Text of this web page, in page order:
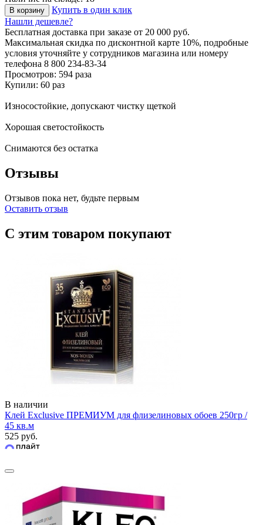
В корзину
Купить в один клик
Нашли дешевле?
Бесплатная доставка при заказе от 20 000 руб.
Максимальная скидка по дисконтной карте 10%, подробные
условия уточняйте у сотрудников магазина или номеру
телефона 8 800 234-83-34
Просмотров: 594 раза
Купили: 60 раз
Износостойкие, допускают чистку щеткой
Хорошая светостойкость
Снимаются без остатка
Отзывы
Отзывов пока нет, будьте первым
Оставить отзыв
С этим товаром покупают
В наличии
Клей Exclusive ПРЕМИУМ для флизелиновых обоев 250гр /
45 кв.м
525 руб.